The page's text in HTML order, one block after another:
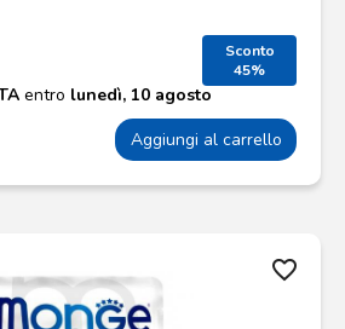
Sconto
45%
entro lunedì, 10 agosto
Aggiungi al carrello
favorite_border